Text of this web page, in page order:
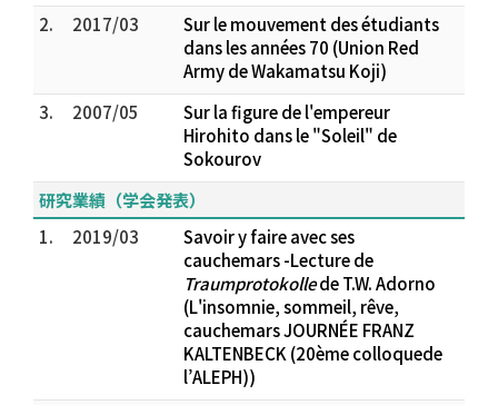
2.
2017/03
Sur le mouvement des étudiants
dans les années 70 (Union Red
Army de Wakamatsu Koji)
3.
2007/05
Sur la figure de l'empereur
Hirohito dans le "Soleil" de
Sokourov
研究業績（学会発表）
1.
2019/03
Savoir y faire avec ses
cauchemars -Lecture de
Traumprotokollede T.W. Adorno
(L'insomnie, sommeil, rêve,
cauchemars JOURNÉE FRANZ
KALTENBECK (20ème colloquede
l’ALEPH))